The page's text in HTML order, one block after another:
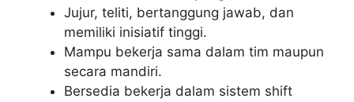
Jujur, teliti, bertanggung jawab, dan
memiliki inisiatif tinggi.
Mampu bekerja sama dalam tim maupun
secara mandiri.
Bersedia bekerja dalam sistem shift